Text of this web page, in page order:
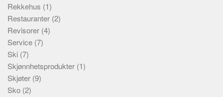
Rekkehus (1)
Restauranter (2)
Revisorer (4)
Service (7)
Ski (7)
Skjønnhetsprodukter (1)
Skjøter (9)
Sko (2)